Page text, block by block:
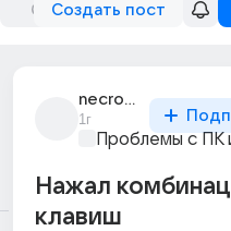
Создать пост
necrodoc
1г
Проблемы с ПК
Нажал
клавиш